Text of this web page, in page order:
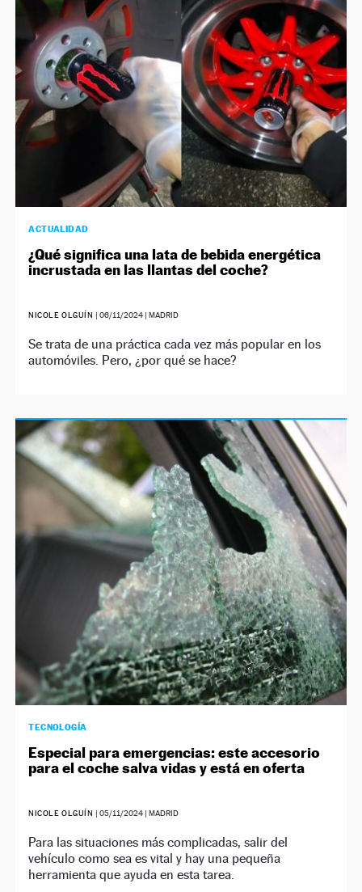
NEWSLETTER
SÍGUENOS
ACTUALIDAD
¿Qué significa una lata de bebida energética
incrustada en las llantas del coche?
NICOLE OLGUÍN | 06/11/2024| MADRID
Se trata de una práctica cada vez más popular en los
automóviles. Pero, ¿por qué se hace?
TECNOLOGÍA
Especial para emergencias: este accesorio
para el coche salva vidas y está en oferta
NICOLE OLGUÍN | 05/11/2024| MADRID
Para las situaciones más complicadas, salir del
vehículo como sea es vital y hay una pequeña
herramienta que ayuda en esta tarea.